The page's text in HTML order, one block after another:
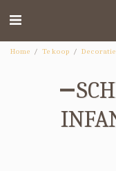
Home Te koop Decoratie